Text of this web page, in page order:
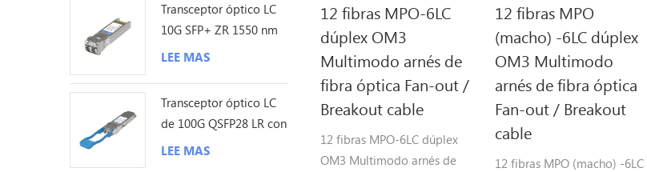
12 fibras MPO-6LC
dúplex OM3
Multimodo arnés de
fibra óptica Fan-out /
Breakout cable
12 fibras MPO-6LC dúplex
OM3 Multimodo arnés de
12 fibras MPO
(macho) -6LC dúplex
OM3 Multimodo
arnés de fibra óptica
Fan-out / Breakout
cable
12 fibras MPO (macho) -6LC
Transceptor óptico LC
10G SFP+ ZR 1550 nm
120 km
LEE MAS
Transceptor óptico LC
de 100G QSFP28 LR con
sonda Lambda única de
LEE MAS